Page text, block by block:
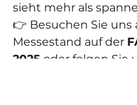
sieht mehr als
👉 Besuchen Sie uns
Messestand auf der
2025 oder folgen Sie